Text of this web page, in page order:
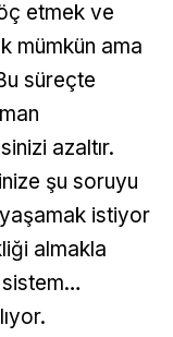
etmek ve
mümkün ama
süreçte
azaltır.
şu soruyu
yaşamak istiyor
almakla
sistem…